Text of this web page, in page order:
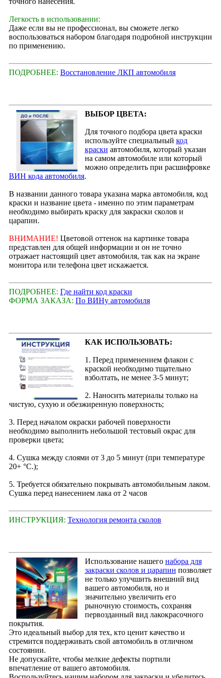
Легкость в использовании:
Даже если вы не профессионал, вы сможете легко
воспользоваться набором благодаря подробной инструкции
по применению.
ПОДРОБНЕЕ: Восстановление ЛКП автомобиля
ВЫБОР ЦВЕТА:
Для точного подбора цвета краски
используйте специальный код
краски автомобиля, который указан
на самом автомобиле или который
можно определить при расшифровке
ВИН кода автомобиля.
В названии данного товара указана марка автомобиля, код
краски и название цвета - именно по этим параметрам
необходимо выбирать краску для закраски сколов и
царапин.
ВНИМАНИЕ! Цветовой оттенок на картинке товара
представлен для общей информации и он не точно
отражает настоящий цвет автомобиля, так как на экране
монитора или телефона цвет искажается.
ПОДРОБНЕЕ: Где найти код краски
ФОРМА ЗАКАЗА: По ВИНу автомобиля
КАК ИСПОЛЬЗОВАТЬ:
1. Перед применением флакон с
краской необходимо тщательно
взболтать, не менее 3-5 минут;
2. Наносить материалы только на
чистую, сухую и обезжиренную поверхность;
3. Перед началом окраски рабочей поверхности
необходимо выполнить небольшой тестовый окрас для
проверки цвета;
4. Сушка между слоями от 3 до 5 минут (при температуре
20+ °С.);
5. Требуется обязательно покрывать автомобильным лаком.
Сушка перед нанесением лака от 2 часов
ИНСТРУКЦИЯ: Технология ремонта сколов
Использование нашего набора для
закраски сколов и царапин позволяет
не только улучшить внешний вид
вашего автомобиля, но и
значительно увеличить его
рыночную стоимость, сохраняя
первозданный вид лакокрасочного
покрытия.
Это идеальный выбор для тех, кто ценит качество и
стремится поддерживать свой автомобиль в отличном
состоянии.
Не допускайте, чтобы мелкие дефекты портили
впечатление от вашего автомобиля.